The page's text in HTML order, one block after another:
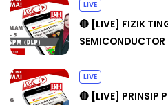
LIVE
🔴 [LIVE] FIZIK
LIVE
🔴 [LIVE] PRINSIP